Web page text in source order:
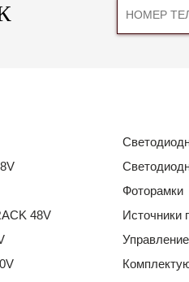
48V
Фоторамки
Источники
Управление